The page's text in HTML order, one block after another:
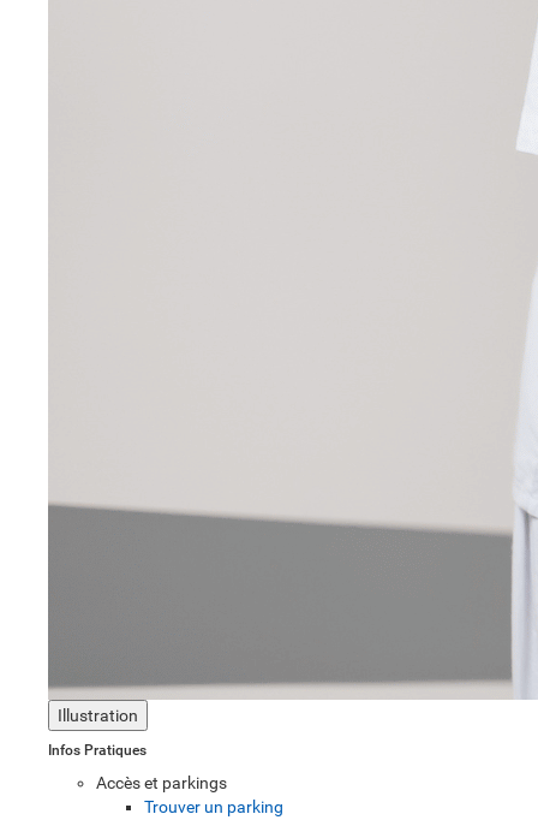
Illustration
Infos Pratiques
Accès et parkings
Trouver un parking